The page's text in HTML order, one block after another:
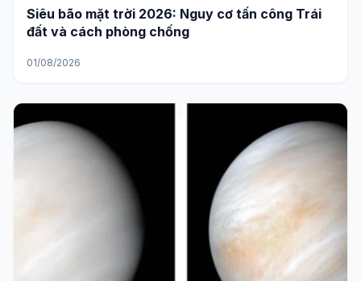
Siêu bão mặt trời 2026: Nguy cơ tấn công Trái
đất và cách phòng chống
01/08/2026